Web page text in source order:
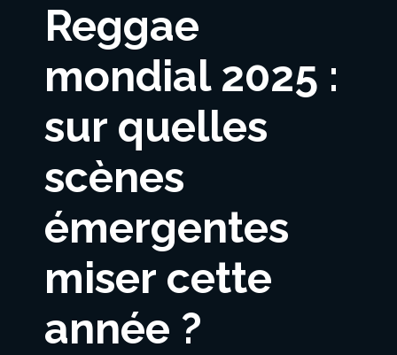
Reggae
mondial 2025 :
sur quelles
scènes
émergentes
miser cette
année ?